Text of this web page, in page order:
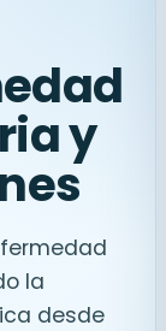
y
la
desde